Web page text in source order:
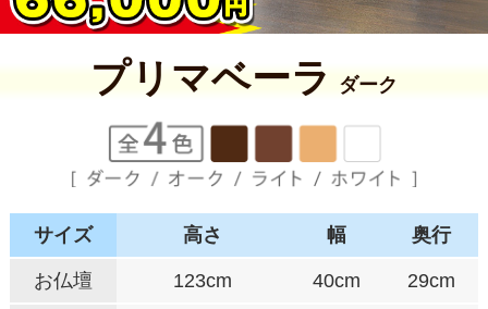
プリマベーラ ダーク
サイズ 高さ 幅
奥行
お仏壇
123cm 40cm
29cm